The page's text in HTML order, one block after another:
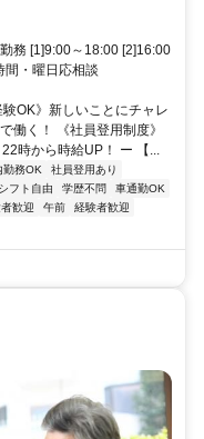
務 [1]9:00～18:00 [2]16:00
間・曜日応相談
OK》新しいことにチャレ
働く！ 《社員登用制度》
時から時給UP！ ー 【...
勤務OK
社員登用あり
シフト自由 学歴不問
車通勤OK
歓迎 午前
経験者歓迎